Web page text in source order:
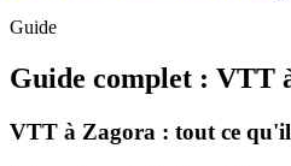
Guide
Guide complet : VTT
VTT à Zagora : tout ce